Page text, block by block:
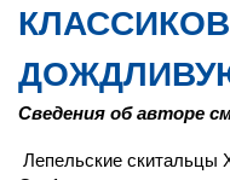
Сведения об авторе
Лепельские